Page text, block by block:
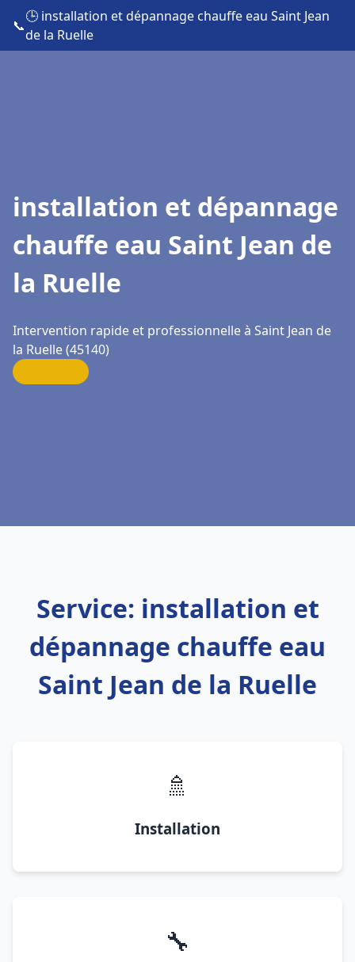
📞
🕒 installation et dépannage chauffe eau Saint Jean
de la Ruelle
installation et dépannage
chauffe eau Saint Jean de
la Ruelle
Intervention rapide et professionnelle à Saint Jean de
la Ruelle (45140)
Service: installation et
dépannage chauffe eau
Saint Jean de la Ruelle
🚿
Installation
🔧